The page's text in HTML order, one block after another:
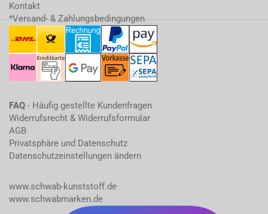
Kontakt
*Versand- & Zahlungsbedingungen
FAQ - Häufig gestellte Kundenfragen
Widerrufsrecht & Widerrufsformular
AGB
Privatsphäre und Datenschutz
Datenschutzeinstellungen ändern
www.schwab-kunststoff.de
www.schwabmarken.de